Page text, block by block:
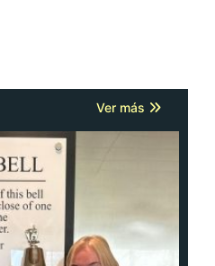
Ver más